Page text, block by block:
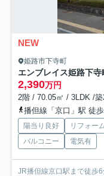
NEW
姫路市下寺町
エンブレイス姫路下
2,390万円
2階 / 70.05㎡ / 3LDK /
播但線「京口」駅 徒
陽当り良好 リフォー
バルコニー
電気有
JR播但線京口駅まで徒歩